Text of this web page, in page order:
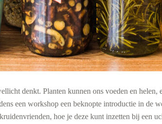
denkt. Planten kunnen ons voeden en
een workshop een beknopte introductie in de
hoe je deze kunt inzetten bij een